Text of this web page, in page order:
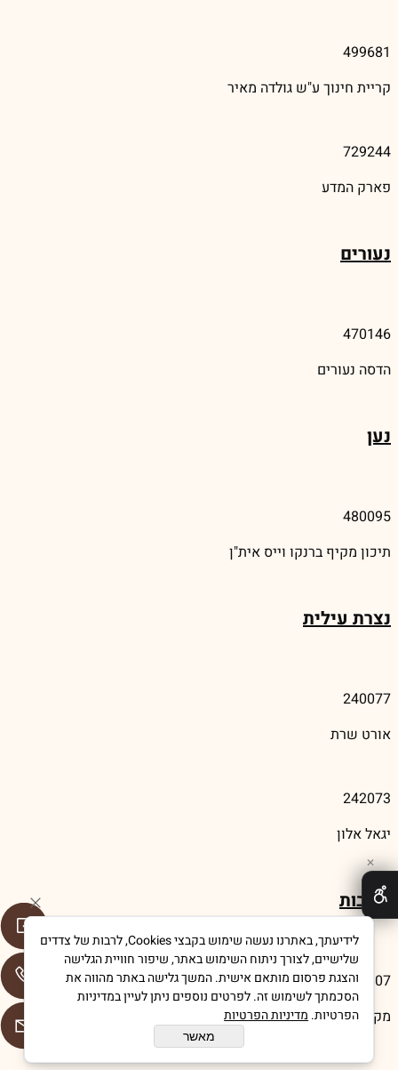
499681
קריית חינוך ע"ש גולדה מאיר
729244
פארק המדע
נעורים
470146
הדסה נעורים
נען
480095
תיכון מקיף ברנקו וייס אית"ן
נצרת עילית
240077
אורט שרת
242073
יגאל אלון
נתיבות
644807
מקיף כללי דרכא ע"ש נבון
✕
לידיעתך, באתרנו נעשה שימוש בקבצי Cookies, לרבות של צדדים
שלישיים, לצורך ניתוח השימוש באתר, שיפור חוויית הגלישה
והצגת פרסום מותאם אישית. המשך גלישה באתר מהווה את
הסכמתך לשימוש זה. לפרטים נוספים ניתן לעיין במדיניות
הפרטיות. מדיניות הפרטיות
מאשר